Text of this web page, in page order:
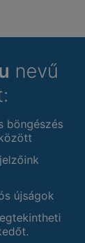
nevű
böngészés
újságok